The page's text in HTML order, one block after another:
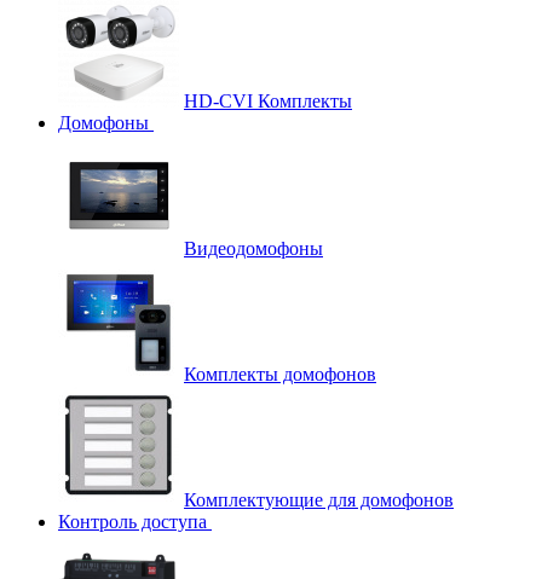
HD-CVI Комплекты
Домофоны
Видеодомофоны
Комплекты домофонов
Комплектующие для домофонов
Контроль доступа